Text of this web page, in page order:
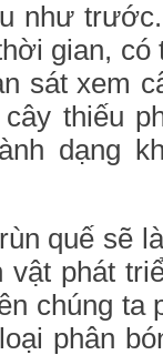
như
gian,
sát xem
thiếu
dạng
quế sẽ
vật phát
chúng ta
phân